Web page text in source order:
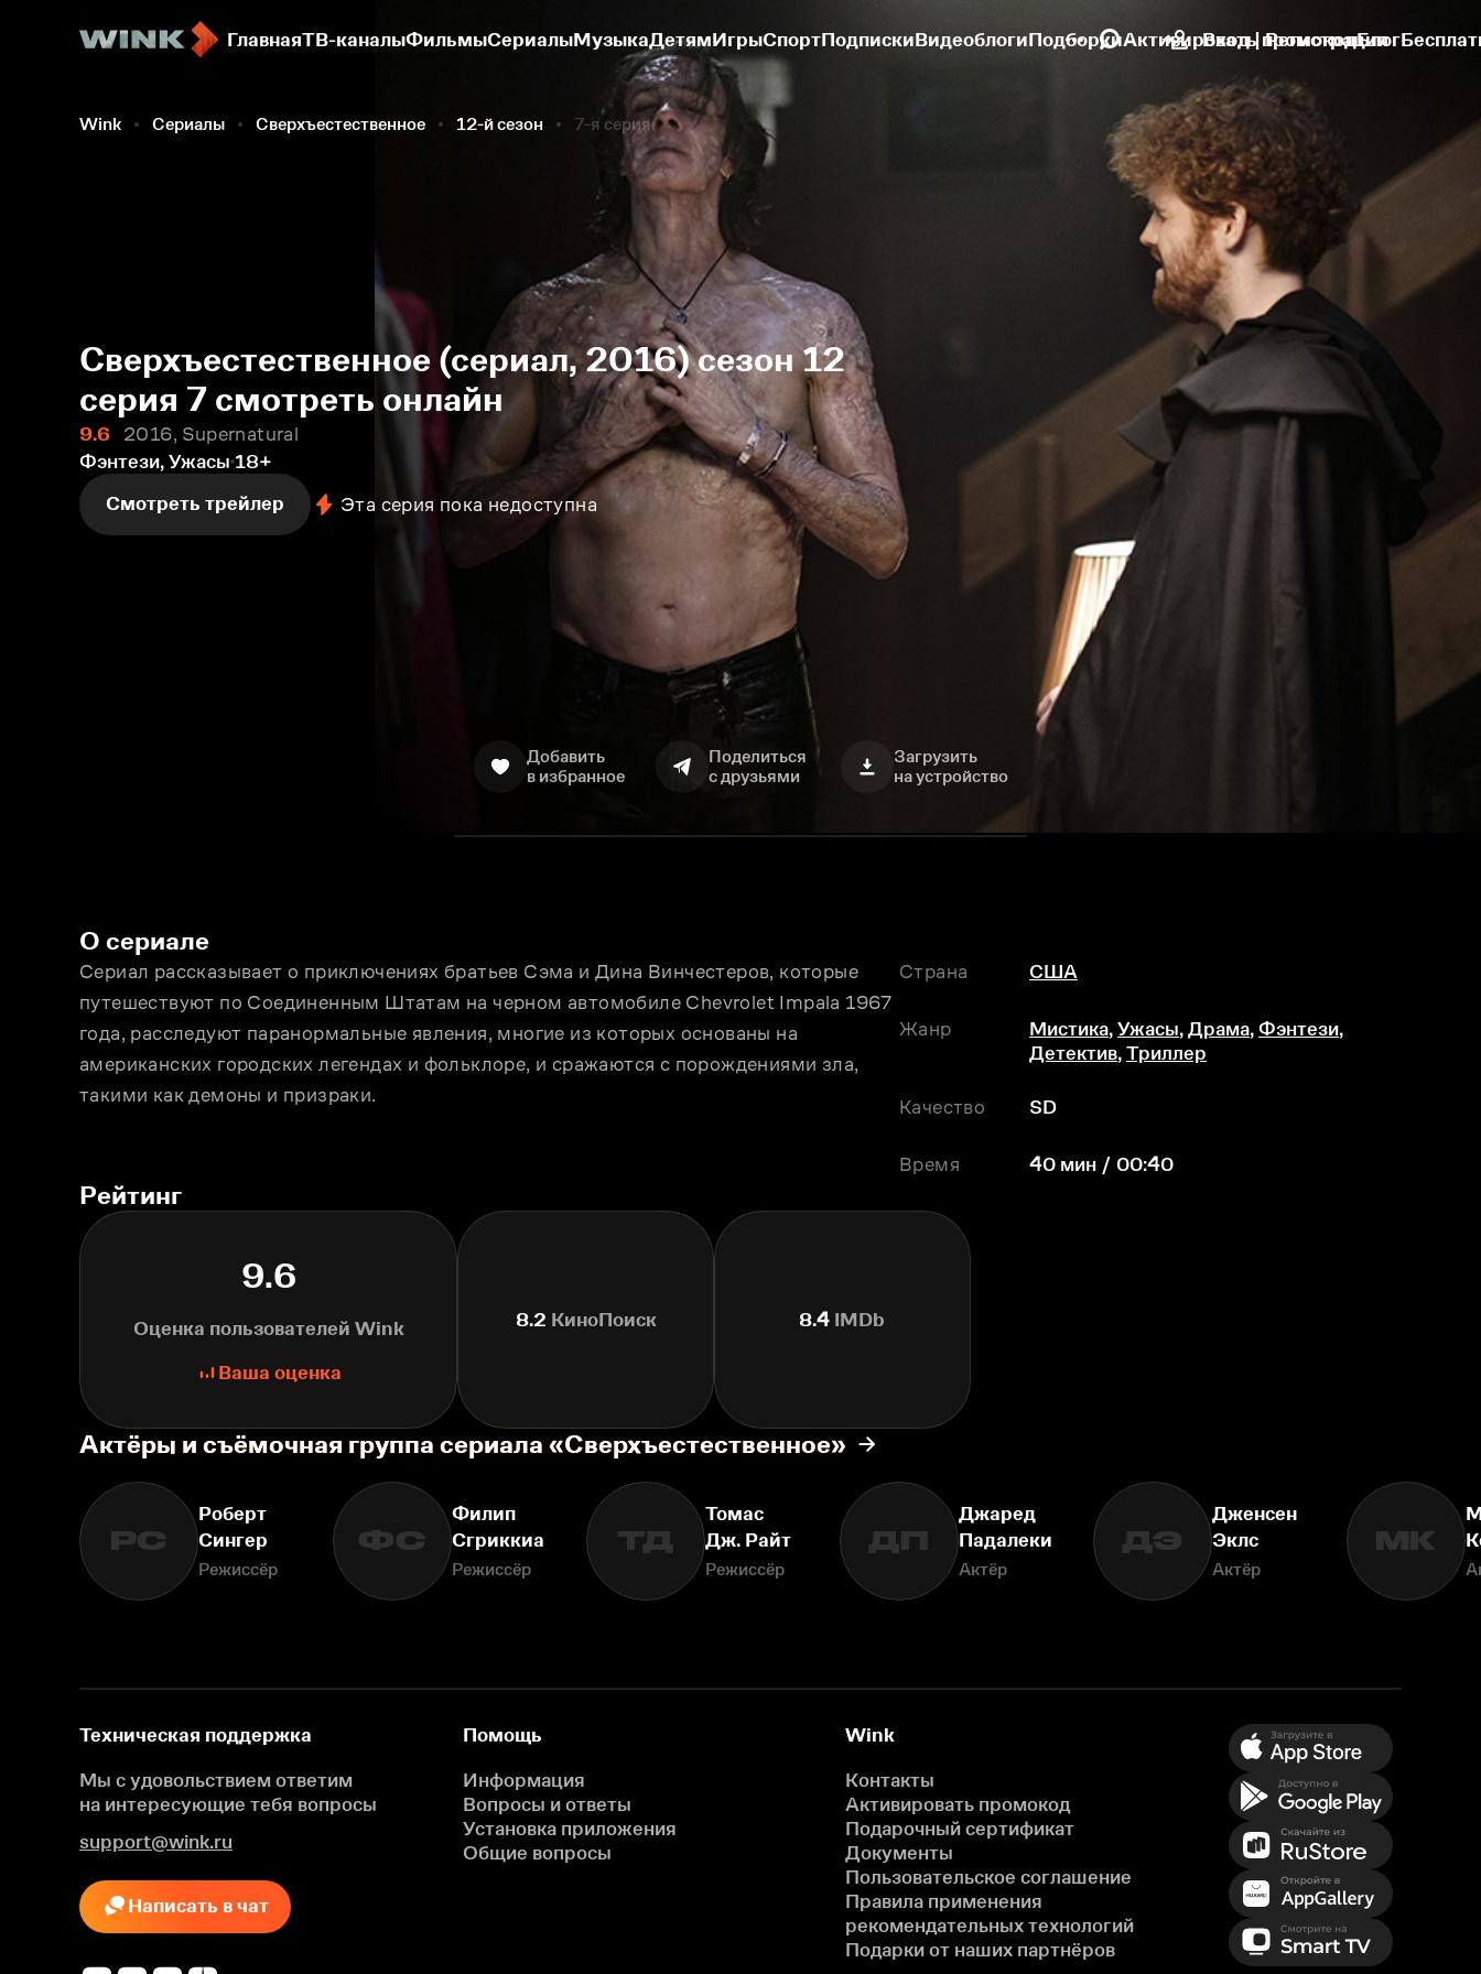
ГлавнаяТВ-каналыФильмыСериалыМузыкаДетямИгрыСпортПодпискиВидеоблогиПодборкиАктивировать промокодБлог
Вход | Регистрация
Wink Сериалы Сверхъестественное 12-й сезон 7-я серия
Сверхъестественное (сериал, 2016) сезон 12
серия 7 смотреть онлайн
9.6
2016, Supernatural
Фэнтези, Ужасы 18+
Смотреть трейлер
Эта серия пока недоступна
Добавить
в избранное
Поделиться
с друзьями
Загрузить
на устройство
О сериале
Сериал рассказывает о приключениях братьев Сэма и Дина Винчестеров, которые
путешествуют по Соединeнным Штатам на чeрном автомобиле Chevrolet Impala 1967
года, расследуют паранормальные явления, многие из которых основаны на
американских городских легендах и фольклоре, и сражаются с порождениями зла,
такими как демоны и призраки.
Страна США
Жанр Мистика, Ужасы, Драма, Фэнтези,
Детектив, Триллер
Качество SD
Время 40 мин / 00:40
Рейтинг
9.6
Оценка пользователей Wink
Ваша оценка
8.2 КиноПоиск 8.4 IMDb
Актёры и съёмочная группа сериала «Сверхъестественное»
РС
Роберт
Сингер
Режиссёр
ФС
Филип
Сгриккиа
Режиссёр
ТД
Томас
Дж. Райт
Режиссёр
ДП
Джаред
Падалеки
Актёр
ДЭ
Дженсен
Эклс
Актёр
МК
Техническая поддержка
Мы с удовольствием ответим
на интересующие тебя вопросы
support@wink.ru
Написать в чат
Помощь
Информация
Вопросы и ответы
Установка приложения
Общие вопросы
Wink
Контакты
Активировать промокод
Подарочный сертификат
Документы
Пользовательское соглашение
Правила применения
рекомендательных технологий
Подарки от наших партнёров